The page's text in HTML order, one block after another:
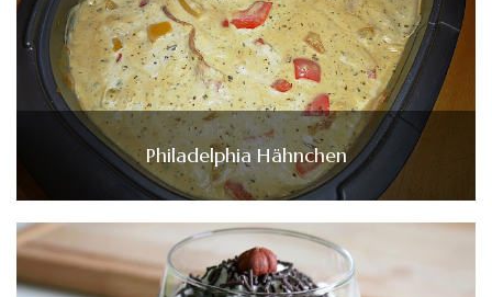
Philadelphia Hähnchen